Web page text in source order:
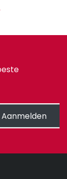
Aanmelden